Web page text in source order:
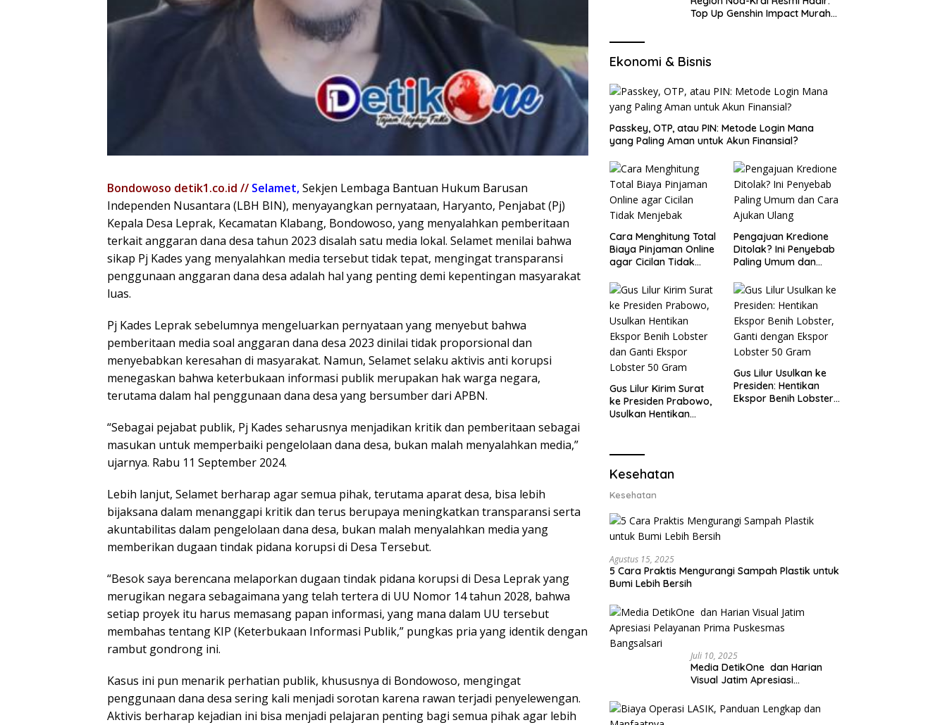
Bondowoso detik1.co.id // Selamet,Sekjen Lembaga Bantuan Hukum Barusan
Independen Nusantara (LBH BIN), menyayangkan pernyataan, Haryanto, Penjabat (Pj)
Kepala Desa Leprak, Kecamatan Klabang, Bondowoso, yang menyalahkan pemberitaan
terkait anggaran dana desa tahun 2023 disalah satu media lokal. Selamet menilai bahwa
sikap Pj Kades yang menyalahkan media tersebut tidak tepat, mengingat transparansi
penggunaan anggaran dana desa adalah hal yang penting demi kepentingan masyarakat
luas.
Pj Kades Leprak sebelumnya mengeluarkan pernyataan yang menyebut bahwa
pemberitaan media soal anggaran dana desa 2023 dinilai tidak proporsional dan
menyebabkan keresahan di masyarakat. Namun, Selamet selaku aktivis anti korupsi
menegaskan bahwa keterbukaan informasi publik merupakan hak warga negara,
terutama dalam hal penggunaan dana desa yang bersumber dari APBN.
“Sebagai pejabat publik, Pj Kades seharusnya menjadikan kritik dan pemberitaan sebagai
masukan untuk memperbaiki pengelolaan dana desa, bukan malah menyalahkan media,”
ujarnya. Rabu 11 September 2024.
Lebih lanjut, Selamet berharap agar semua pihak, terutama aparat desa, bisa lebih
bijaksana dalam menanggapi kritik dan terus berupaya meningkatkan transparansi serta
akuntabilitas dalam pengelolaan dana desa, bukan malah menyalahkan media yang
memberikan dugaan tindak pidana korupsi di Desa Tersebut.
“Besok saya berencana melaporkan dugaan tindak pidana korupsi di Desa Leprak yang
merugikan negara sebagaimana yang telah tertera di UU Nomor 14 tahun 2028, bahwa
setiap proyek itu harus memasang papan informasi, yang mana dalam UU tersebut
membahas tentang KIP (Keterbukaan Informasi Publik,” pungkas pria yang identik dengan
rambut gondrong ini.
Kasus ini pun menarik perhatian publik, khususnya di Bondowoso, mengingat
penggunaan dana desa sering kali menjadi sorotan karena rawan terjadi penyelewengan.
Aktivis berharap kejadian ini bisa menjadi pelajaran penting bagi semua pihak agar lebih
Top Up Genshin Impact Murah
Ekonomi & Bisnis
Passkey, OTP, atau PIN: Metode Login Mana
yang Paling Aman untuk Akun Finansial?
Cara Menghitung Total
Biaya Pinjaman Online
agar Cicilan Tidak
Pengajuan Kredione
Ditolak? Ini Penyebab
Paling Umum dan
Gus Lilur Kirim Surat
ke Presiden Prabowo,
Usulkan Hentikan
Lobster 50 Gram
Gus Lilur Usulkan ke
Presiden: Hentikan
Ekspor Benih Lobster,
Kesehatan
Kesehatan
Agustus 15, 2025
5 Cara Praktis Mengurangi Sampah Plastik untuk
Bumi Lebih Bersih
Juli 10, 2025
Media DetikOne dan Harian
Visual Jatim Apresiasi
Bangsalsari